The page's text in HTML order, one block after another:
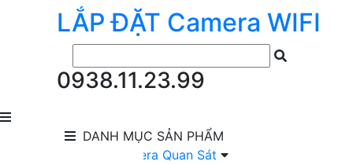
LẮP ĐẶT Camera WIFI
0938.11.23.99
DANH MỤC SẢN PHẨM
lắp Đặt Camera Quan Sát